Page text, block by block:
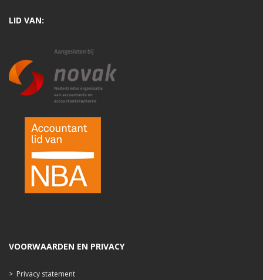
LID VAN:
VOORWAARDEN EN PRIVACY
> Privacy statement